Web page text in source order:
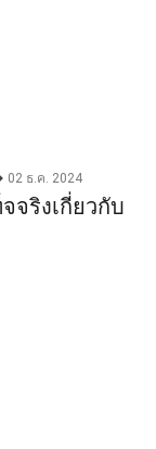
02 ธ.ค. 2024
จริงเกี่ยวกับ